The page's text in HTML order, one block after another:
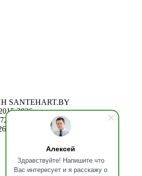
Алексей
Здравствуйте! Напишите что
Вас интересует и я расскажу о
2026
от 12.02.2015